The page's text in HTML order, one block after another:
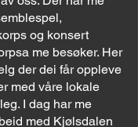
og konsert
me besøker. Her
der dei får oppleve
med våre lokale
I dag har me
med Kjølsdalen